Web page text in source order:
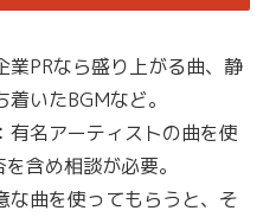
PRなら盛り上がる曲、静
いたBGMなど。
有名アーティストの曲を使
含め相談が必要。
な曲を使ってもらうと、そ